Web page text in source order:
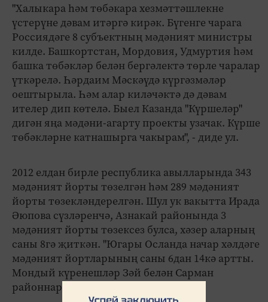
"Халыкара һәм төбәкара хезмәттәшлекне
үстерүне дәвам итәргә кирәк. Бүгенге чарага
Россиядәге 8 субъектның мәдәният министры
килде. Башкортстан, Мордовия, Удмуртия һәм
башка төбәкләр белән бергәлектә төрле чаралар
үткәрелә. Һәрдаим Мәскәүдә күргәзмәләр
оештырыла. Һәм алар киләчәктә дә дәвам
ителер дип көтелә. Быел Казанда "Күршеләр"
дигән яңа мәдәни-агарту проекты узачак. Күрше
төбәкләрне катнашырга чакырам", - диде ул.
2012 елдан бирле республика авылларында 343
мәдәният йорты төзелгән һәм 289 мәдәният
йорты төзекләндерелгән. Шул ук вакытта Ирада
Әюпова сүзләренчә, Азнакай районында 3
мәдәният йорты төзексез булса, хәзер аларның
саны 8гә җиткән. "Югары Осланда начар хәлдәге
мәдәният йортларының саны 6дан 14кә артты.
Мондый күренешләр Зәй белән Сарман
районнарында да бар", - диде ул.